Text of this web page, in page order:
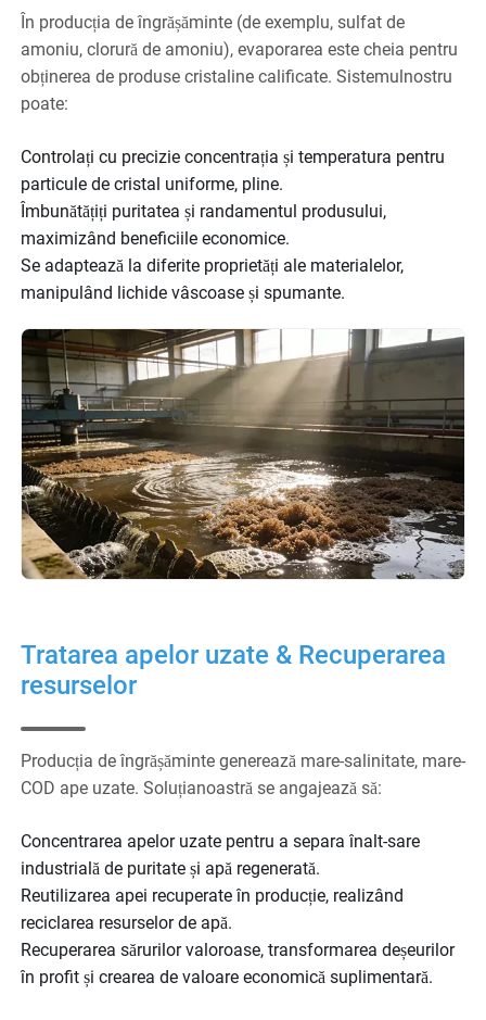
În producția de îngrășăminte (de exemplu, sulfat de
amoniu, clorură de amoniu), evaporarea este cheia pentru
obținerea de produse cristaline calificate. Sistemulnostru
poate:
Controlați cu precizie concentrația și temperatura pentru
particule de cristal uniforme, pline.
Îmbunătățiți puritatea și randamentul produsului,
maximizând beneficiile economice.
Se adaptează la diferite proprietăți ale materialelor,
manipulând lichide vâscoase și spumante.
Tratarea apelor uzate & Recuperarea
resurselor
Producția de îngrășăminte generează mare-salinitate, mare-
COD ape uzate. Soluțianoastră se angajează să:
Concentrarea apelor uzate pentru a separa înalt-sare
industrială de puritate și apă regenerată.
Reutilizarea apei recuperate în producție, realizând
reciclarea resurselor de apă.
Recuperarea sărurilor valoroase, transformarea deșeurilor
în profit și crearea de valoare economică suplimentară.